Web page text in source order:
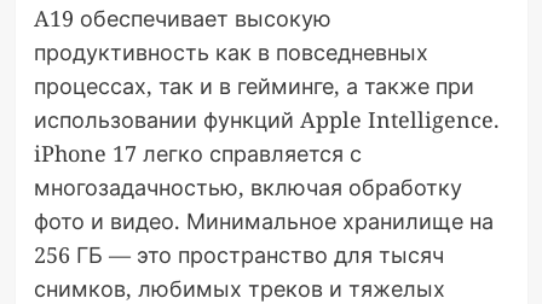
A19 обеспечивает высокую
продуктивность как в повседневных
процессах, так и в гейминге, а также при
использовании функций Apple Intelligence.
iPhone 17 легко справляется с
многозадачностью, включая обработку
фото и видео. Минимальное хранилище на
256 ГБ — это пространство для тысяч
снимков, любимых треков и тяжелых